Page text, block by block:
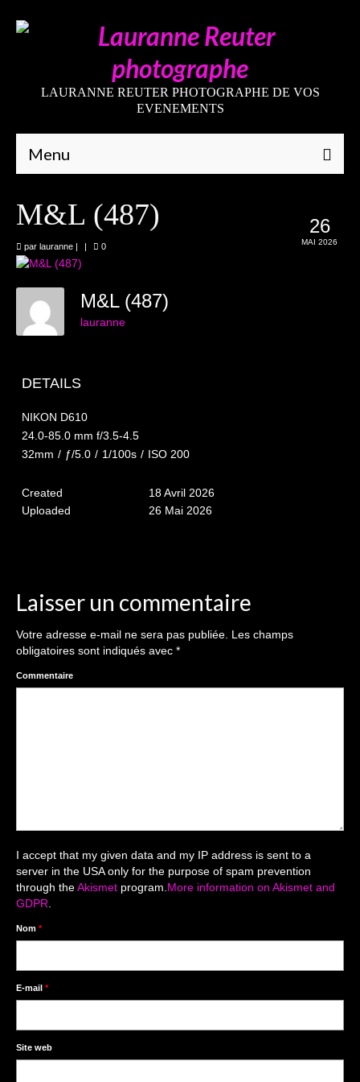
LAURANNE REUTER PHOTOGRAPHE DE VOS
EVENEMENTS
Menu
Mariages
Grossesses
Nouveaux-nés
Enfants
les 8 – 17 ans
Reportages / Nature morte
Galeries Privées
séance du 25.04.26
Cartes de remerciement
Photomontages
Prestations
Contact
Décors studio / Tenues / Accessoires
26
MAI 2026
M&L (487)
par lauranne | | 0
M&L (487)
lauranne
DETAILS
NIKON D610
24.0-85.0 mm f/3.5-4.5
32mm / ƒ/5.0 / 1/100s / ISO 200
Created
18 Avril 2026
Uploaded
26 Mai 2026
Laisser un commentaire
Votre adresse e-mail ne sera pas publiée. Les champs
obligatoires sont indiqués avec *
Commentaire
I accept that my given data and my IP address is sent to a
server in the USA only for the purpose of spam prevention
through theAkismet program.More information on Akismet and
GDPR.
Nom *
E-mail *
Site web